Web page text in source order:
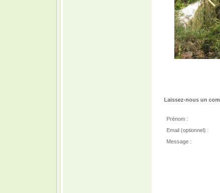
Laissez-nous un
Prénom :
Email (optionnel) :
Message :